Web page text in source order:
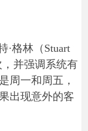
·格林（Stuart
，并强调系统有
周一和周五，
出现意外的客